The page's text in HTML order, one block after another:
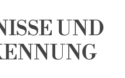
UND